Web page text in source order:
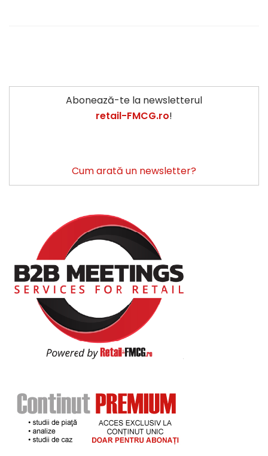
Abonează-te la newsletterul
retail-FMCG.ro!
Cum arată un newsletter?